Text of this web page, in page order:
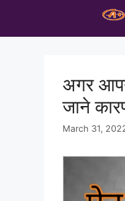
content
अगर
जाने
March 31,